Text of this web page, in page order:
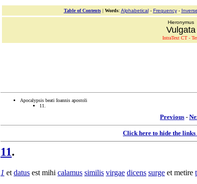
Table of Contents| Words: Alphabetical- Frequency- Inverse
Hieronymus
Vulgata
IntraText CT -
Apocalypsis beati Ioannis apostoli
11.
Previous -
Click here to hide the
11.
1 et datus est mihi calamus similis virgae dicens surge et metire